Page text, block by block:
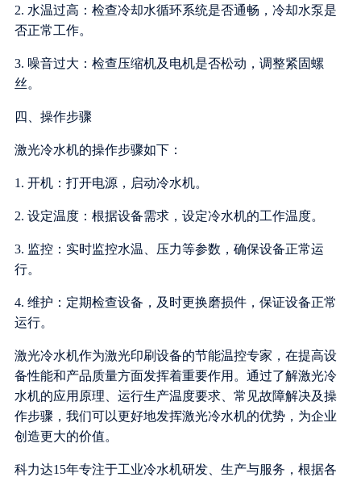
2. 水温过高：检查冷却水循环系统是否通畅，冷却水泵是
否正常工作。
3. 噪音过大：检查压缩机及电机是否松动，调整紧固螺
丝。
四、操作步骤
激光冷水机的操作步骤如下：
1. 开机：打开电源，启动冷水机。
2. 设定温度：根据设备需求，设定冷水机的工作温度。
3. 监控：实时监控水温、压力等参数，确保设备正常运
行。
4. 维护：定期检查设备，及时更换磨损件，保证设备正常
运行。
激光冷水机作为激光印刷设备的节能温控专家，在提高设
备性能和产品质量方面发挥着重要作用。通过了解激光冷
水机的应用原理、运行生产温度要求、常见故障解决及操
作步骤，我们可以更好地发挥激光冷水机的优势，为企业
创造更大的价值。
科力达15年专注于工业冷水机研发、生产与服务，根据各